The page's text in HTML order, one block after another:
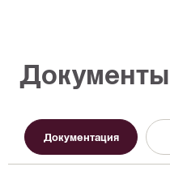
Документы
Документация